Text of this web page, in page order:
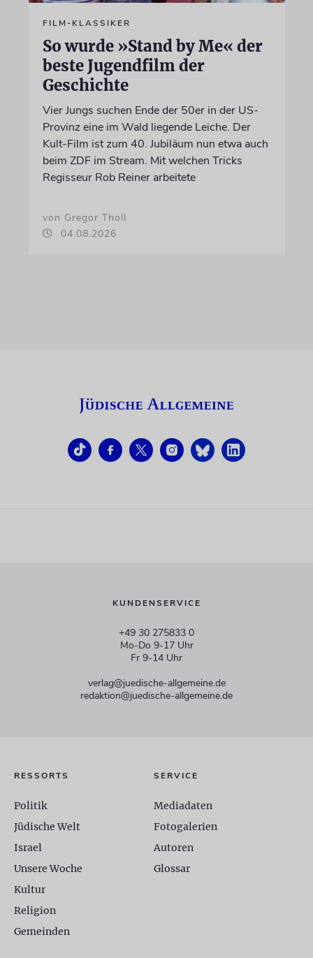
FILM-KLASSIKER
So wurde »Stand by Me« der
beste Jugendfilm der
Geschichte
Vier Jungs suchen Ende der 50er in der US-
Provinz eine im Wald liegende Leiche. Der
Kult-Film ist zum 40. Jubiläum nun etwa auch
beim ZDF im Stream. Mit welchen Tricks
Regisseur Rob Reiner arbeitete
von Gregor Tholl
04.08.2026
KUNDENSERVICE
+49 30 275833 0
Mo-Do 9-17 Uhr
Fr 9-14 Uhr
verlag@juedische-allgemeine.de
redaktion@juedische-allgemeine.de
RESSORTS
Politik
Jüdische Welt
Israel
Unsere Woche
Kultur
Religion
Gemeinden
SERVICE
Mediadaten
Fotogalerien
Autoren
Glossar